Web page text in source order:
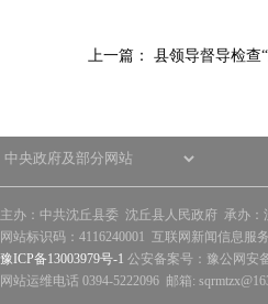
上一篇： 县领导督导检查
主办：中共沈丘县委 沈丘县人民政府 承办：
网站标识码：4116240001 互联网新闻信息服
豫ICP备13003979号-1 公安备案号：豫公网安
网站运维电话 0394-5222096 邮箱: